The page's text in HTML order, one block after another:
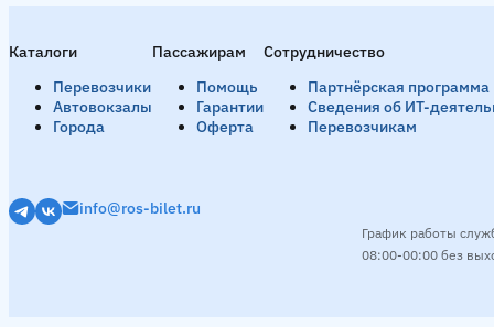
Минеральные Воды → Кропоткин47 рейсов в день
Утро 07:05 07:20 День 10:32 10:39 11:10 11:17
Смотреть расписание
Смотреть расписание
Каталоги
Перевозчики
Автовокзалы
Города
Пассажирам
Помощь
Гарантии
Оферта
Сотрудничество
Партнёрская программа
Сведения об ИТ-
Перевозчикам
info@ros-bilet.ru
График работы
08:00-00:00 без